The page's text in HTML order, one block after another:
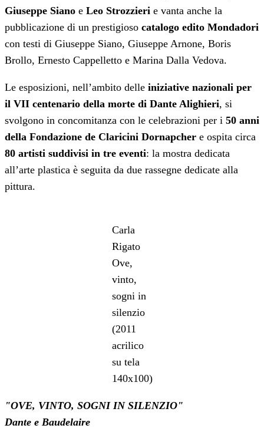
Giuseppe Siano e Leo Strozzieri e vanta anche la
pubblicazione di un prestigioso catalogo edito Mondadori
con testi di Giuseppe Siano, Giuseppe Arnone, Boris
Brollo, Ernesto Cappelletto e Marina Dalla Vedova.
Le esposizioni, nell’ambito delle iniziative nazionali per
il VII centenario della morte di Dante Alighieri, si
svolgono in concomitanza con le celebrazioni per i 50 anni
della Fondazione de Claricini Dornapcher e ospita circa
80 artisti suddivisi in tre eventi: la mostra dedicata
all’arte plastica è seguita da due rassegne dedicate alla
pittura.
Carla
Rigato
Ove,
vinto,
sogni in
silenzio
(2011
acrilico
su tela
140x100)
"OVE, VINTO, SOGNI IN SILENZIO"
Dante e Baudelaire